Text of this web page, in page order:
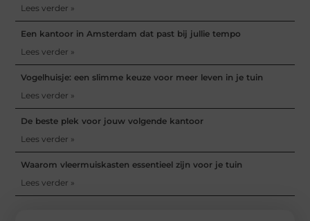
Lees verder »
Een kantoor in Amsterdam dat past bij jullie tempo
Lees verder »
Vogelhuisje: een slimme keuze voor meer leven in je tuin
Lees verder »
De beste plek voor jouw volgende kantoor
Lees verder »
Waarom vleermuiskasten essentieel zijn voor je tuin
Lees verder »